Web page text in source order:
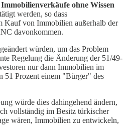
Immobilienverkäufe ohne Wissen
werden, so dass
Kauf von Immobilien außerhalb der
davonkommen.
würden, um das Problem
Regelung die Änderung der 51/49-
nur dann Immobilien im
51 Prozent einem "Bürger" des
würde dies dahingehend ändern,
vollständig im Besitz türkischer
wären, Immobilien zu entwickeln,